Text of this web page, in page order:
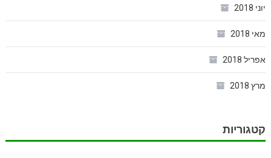
יוני 2018
מאי 2018
אפריל 2018
מרץ 2018
קטגוריות